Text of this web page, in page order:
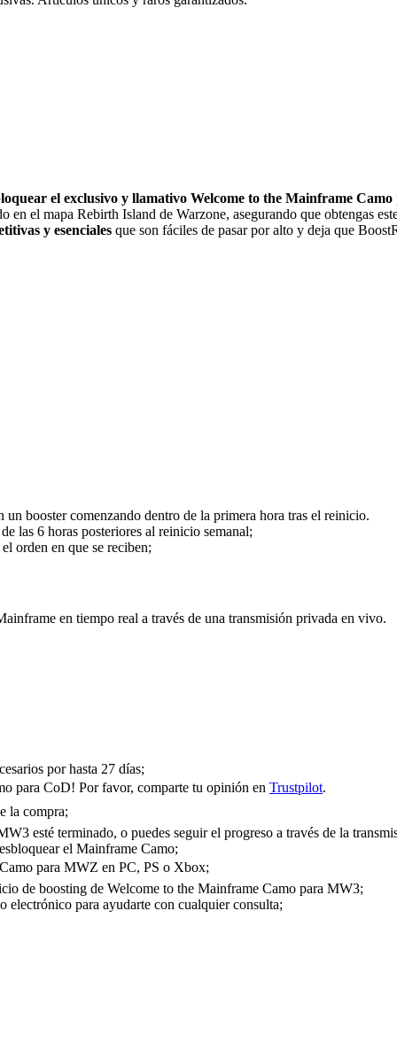
el exclusivo y llamativo Welcome to the Mainframe Camo
en el mapa Rebirth Island de Warzone, asegurando que obtengas
y esenciales que son fáciles de pasar por alto y deja que
booster comenzando dentro de la primera hora tras el reinicio.
las 6 horas posteriores al reinicio semanal;
orden en que se reciben;
en tiempo real a través de una transmisión privada en vivo.
por hasta 27 días;
para CoD! Por favor, comparte tu opinión en Trustpilot.
la compra;
esté terminado, o puedes seguir el progreso a través de la
el Mainframe Camo;
para MWZ en PC, PS o Xbox;
de boosting de Welcome to the Mainframe Camo para MW3;
electrónico para ayudarte con cualquier consulta;